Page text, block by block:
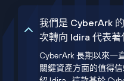
我們是 CyberArk
次轉向 Idira 代表著
CyberArk 長期以來一
關鍵資產方面的值得